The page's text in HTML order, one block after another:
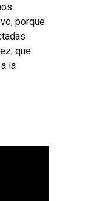
porque
que
la